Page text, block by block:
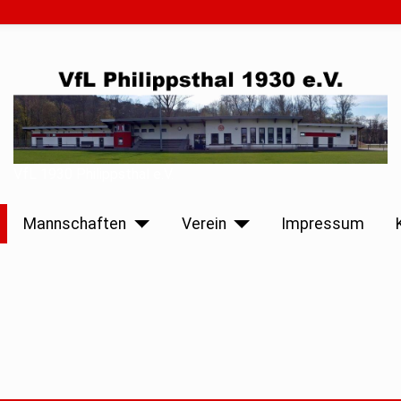
Mannschaften Verein Impressum